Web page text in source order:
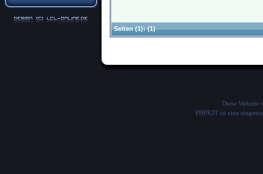
Seiten(1):(1)
Diese Website
PHPKIT ist eine